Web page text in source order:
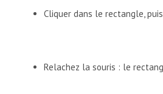
Cliquer dans le rectangle,
Relachez la souris : le